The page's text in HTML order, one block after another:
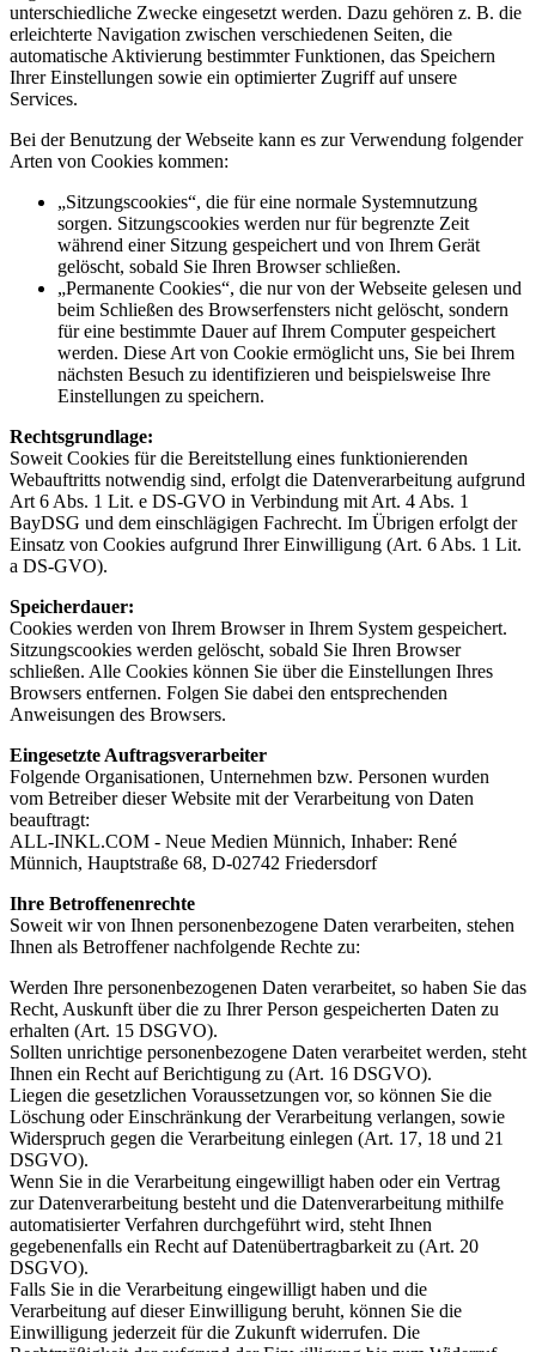
unterschiedliche Zwecke eingesetzt werden. Dazu gehören z. B. die
erleichterte Navigation zwischen verschiedenen Seiten, die
automatische Aktivierung bestimmter Funktionen, das Speichern
Ihrer Einstellungen sowie ein optimierter Zugriff auf unsere
Services.
Bei der Benutzung der Webseite kann es zur Verwendung folgender
Arten von Cookies kommen:
„Sitzungscookies“, die für eine normale Systemnutzung
sorgen. Sitzungscookies werden nur für begrenzte Zeit
während einer Sitzung gespeichert und von Ihrem Gerät
gelöscht, sobald Sie Ihren Browser schließen.
„Permanente Cookies“, die nur von der Webseite gelesen und
beim Schließen des Browserfensters nicht gelöscht, sondern
für eine bestimmte Dauer auf Ihrem Computer gespeichert
werden. Diese Art von Cookie ermöglicht uns, Sie bei Ihrem
nächsten Besuch zu identifizieren und beispielsweise Ihre
Einstellungen zu speichern.
Rechtsgrundlage:
Soweit Cookies für die Bereitstellung eines funktionierenden
Webauftritts notwendig sind, erfolgt die Datenverarbeitung aufgrund
Art 6 Abs. 1 Lit. e DS-GVO in Verbindung mit Art. 4 Abs. 1
BayDSG und dem einschlägigen Fachrecht. Im Übrigen erfolgt der
Einsatz von Cookies aufgrund Ihrer Einwilligung (Art. 6 Abs. 1 Lit.
a DS-GVO).
Speicherdauer:
Cookies werden von Ihrem Browser in Ihrem System gespeichert.
Sitzungscookies werden gelöscht, sobald Sie Ihren Browser
schließen. Alle Cookies können Sie über die Einstellungen Ihres
Browsers entfernen. Folgen Sie dabei den entsprechenden
Anweisungen des Browsers.
Eingesetzte Auftragsverarbeiter
Folgende Organisationen, Unternehmen bzw. Personen wurden
vom Betreiber dieser Website mit der Verarbeitung von Daten
beauftragt:
ALL-INKL.COM - Neue Medien Münnich, Inhaber: René
Münnich, Hauptstraße 68, D-02742 Friedersdorf
Ihre Betroffenenrechte
Soweit wir von Ihnen personenbezogene Daten verarbeiten, stehen
Ihnen als Betroffener nachfolgende Rechte zu:
Werden Ihre personenbezogenen Daten verarbeitet, so haben Sie das
Recht, Auskunft über die zu Ihrer Person gespeicherten Daten zu
erhalten (Art. 15 DSGVO).
Sollten unrichtige personenbezogene Daten verarbeitet werden, steht
Ihnen ein Recht auf Berichtigung zu (Art. 16 DSGVO).
Liegen die gesetzlichen Voraussetzungen vor, so können Sie die
Löschung oder Einschränkung der Verarbeitung verlangen, sowie
Widerspruch gegen die Verarbeitung einlegen (Art. 17, 18 und 21
DSGVO).
Wenn Sie in die Verarbeitung eingewilligt haben oder ein Vertrag
zur Datenverarbeitung besteht und die Datenverarbeitung mithilfe
automatisierter Verfahren durchgeführt wird, steht Ihnen
gegebenenfalls ein Recht auf Datenübertragbarkeit zu (Art. 20
DSGVO).
Falls Sie in die Verarbeitung eingewilligt haben und die
Verarbeitung auf dieser Einwilligung beruht, können Sie die
Einwilligung jederzeit für die Zukunft widerrufen. Die